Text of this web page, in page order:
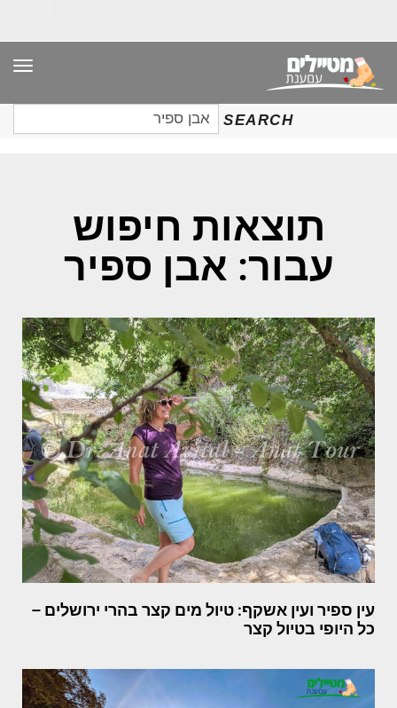
SEARCH
חיפוש
עבור:
תוצאות חיפוש
עבור: אבן ספיר
עין ספיר ועין אשקף: טיול מים קצר בהרי ירושלים –
כל היופי בטיול קצר